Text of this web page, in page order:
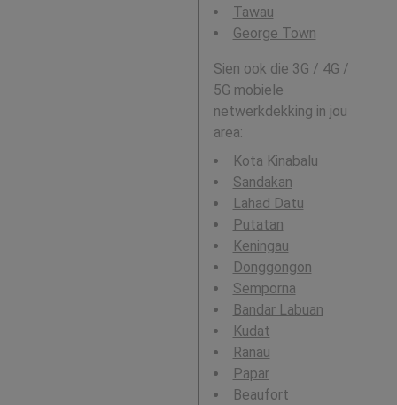
Tawau
George Town
Sien ook die 3G / 4G /
5G mobiele
netwerkdekking in jou
area:
Kota Kinabalu
Sandakan
Lahad Datu
Putatan
Keningau
Donggongon
Semporna
Bandar Labuan
Kudat
Ranau
Papar
Beaufort